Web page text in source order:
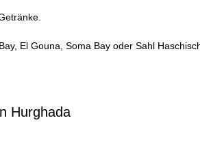
El Gouna, Soma Bay oder Sahl
Hurghada